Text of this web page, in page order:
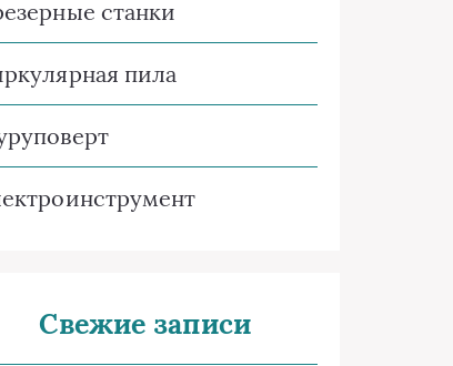
станки
пила
Свежие записи